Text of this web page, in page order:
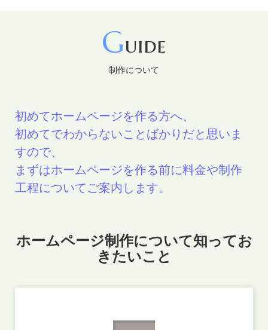
X（旧Twitter）埋め込み表示を利用しているサイトでスマ
てご利用になられている場合は特にご注意ください。代替
手段のご提案もしております。お気軽にご相談ください。
2023.07.18
iPhoneアプリ、Androidアプリのオリジナルアプリ制作を
サポートします。お客様用のオリジナル会員アプリを制作
ティクス4(GA4)に完全移行され、今までの計測ツールは使
Guide
制作について
初めてホームページを作る方へ、
初めてでわからないことばかりだと思いま
すので、
まずはホームページを作る前に料金や制作
工程についてご案内します。
ホームページ制作について知ってお
きたいこと